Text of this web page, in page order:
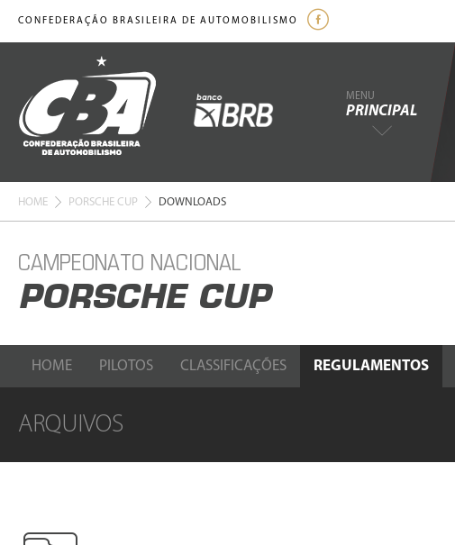
CONFEDERAÇÃO BRASILEIRA DE AUTOMOBILISMO
MENU
PRINCIPAL
HOME PORSCHE CUP DOWNLOADS
CAMPEONATO NACIONAL
PORSCHE CUP
HOME PILOTOS CLASSIFICAÇÕES REGULAMENTOS
ARQUIVOS